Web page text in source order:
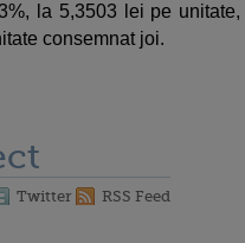
la 5,3503 lei pe unitate,
consemnat joi.
Twitter RSS Feed